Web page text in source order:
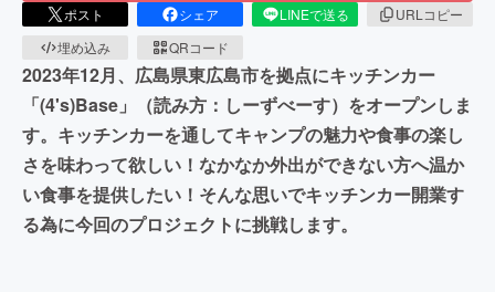
ポスト シェア LINEで送る
URLコピー
埋め込み
QRコード
2023年12月、広島県東広島市を拠点にキッチンカー
「(4's)Base」（読み方：しーずべーす）をオープンしま
す。キッチンカーを通してキャンプの魅力や食事の楽し
さを味わって欲しい！なかなか外出ができない方へ温か
い食事を提供したい！そんな思いでキッチンカー開業す
る為に今回のプロジェクトに挑戦します。